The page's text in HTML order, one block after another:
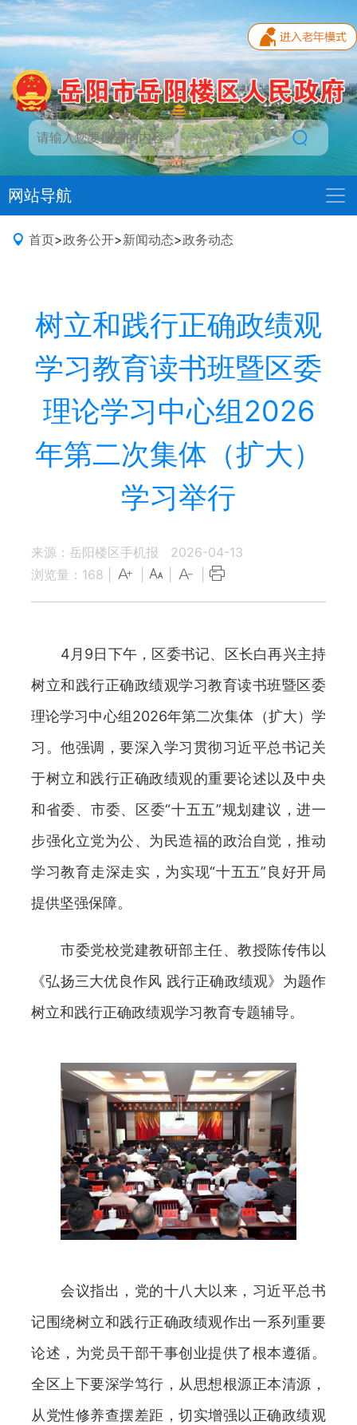
网站导航
首页>政务公开>新闻动态>政务动态
树立和践行正确政绩观
学习教育读书班暨区委
理论学习中心组2026
年第二次集体（扩大）
学习举行
来源：岳阳楼区手机报
2026-04-13
浏览量： 168
4月9日下午，区委书记、区长白再兴主持
树立和践行正确政绩观学习教育读书班暨区委
理论学习中心组2026年第二次集体（扩大）学
习。他强调，要深入学习贯彻习近平总书记关
于树立和践行正确政绩观的重要论述以及中央
和省委、市委、区委“十五五”规划建议，进一
步强化立党为公、为民造福的政治自觉，推动
学习教育走深走实，为实现“十五五”良好开局
提供坚强保障。
市委党校党建教研部主任、教授陈传伟以
《弘扬三大优良作风 践行正确政绩观》为题作
树立和践行正确政绩观学习教育专题辅导。
会议指出，党的十八大以来，习近平总书
记围绕树立和践行正确政绩观作出一系列重要
论述，为党员干部干事创业提供了根本遵循。
全区上下要深学笃行，从思想根源正本清源，
从党性修养查摆差距，切实增强以正确政绩观